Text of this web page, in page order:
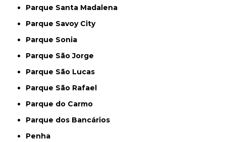
Parque Santa Madalena
Parque Savoy City
Parque Sonia
Parque São Jorge
Parque São Lucas
Parque São Rafael
Parque do Carmo
Parque dos Bancários
Penha